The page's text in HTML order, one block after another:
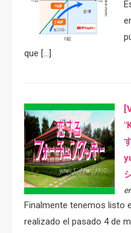
que […]
Finalmente tenemos listo
realizado el pasado 4 de